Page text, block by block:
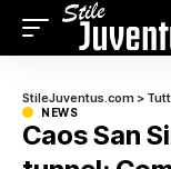
StileJuventus.com >
NEWS
Caos San